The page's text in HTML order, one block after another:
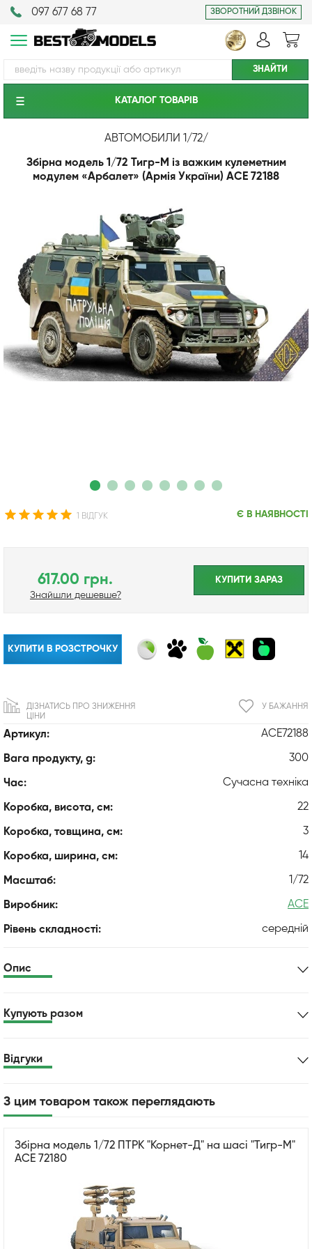
097 677 68 77 ЗВОРОТНИЙ ДЗВІНОК
КАТАЛОГ ТОВАРIВ
АВТОМОБИЛИ 1/72/
Збірна модель 1/72 Тигр-М із важким кулеметним
модулем «Арбалет» (Армія України) ACE 72188
1 ВІДГУК Є В НАЯВНОСТІ
Артикул: ACE72188
Вага продукту, g: 300
Час: Сучасна техніка
Коробка, висота, см: 22
Коробка, товщина, см: 3
Коробка, ширина, см: 14
Масштаб: 1/72
Виробник: ACE
Рівень складності: середній
617.00 грн.
Знайшли дешевше?
КУПИТИ ЗАРАЗ
КУПИТИ В РОЗСТРОЧКУ
У БАЖАННЯ
ДІЗНАТИСЬ ПРО ЗНИЖЕННЯ
ЦІНИ
Опис
Купують разом
Відгуки
З цим товаром також переглядають
Збірна модель 1/72 ПТРК "Корнет-Д" на шасі "Тигр-М"
ACE 72180